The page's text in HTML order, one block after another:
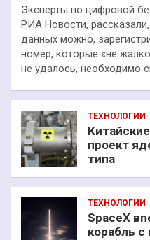
Эксперты по цифровой
РИА Новости,
данных можно,
номер, которые «не
не удалось, необходимо
ТЕХНОЛОГИИ
проект
типа
ТЕХНОЛОГИИ
SpaceX
корабль